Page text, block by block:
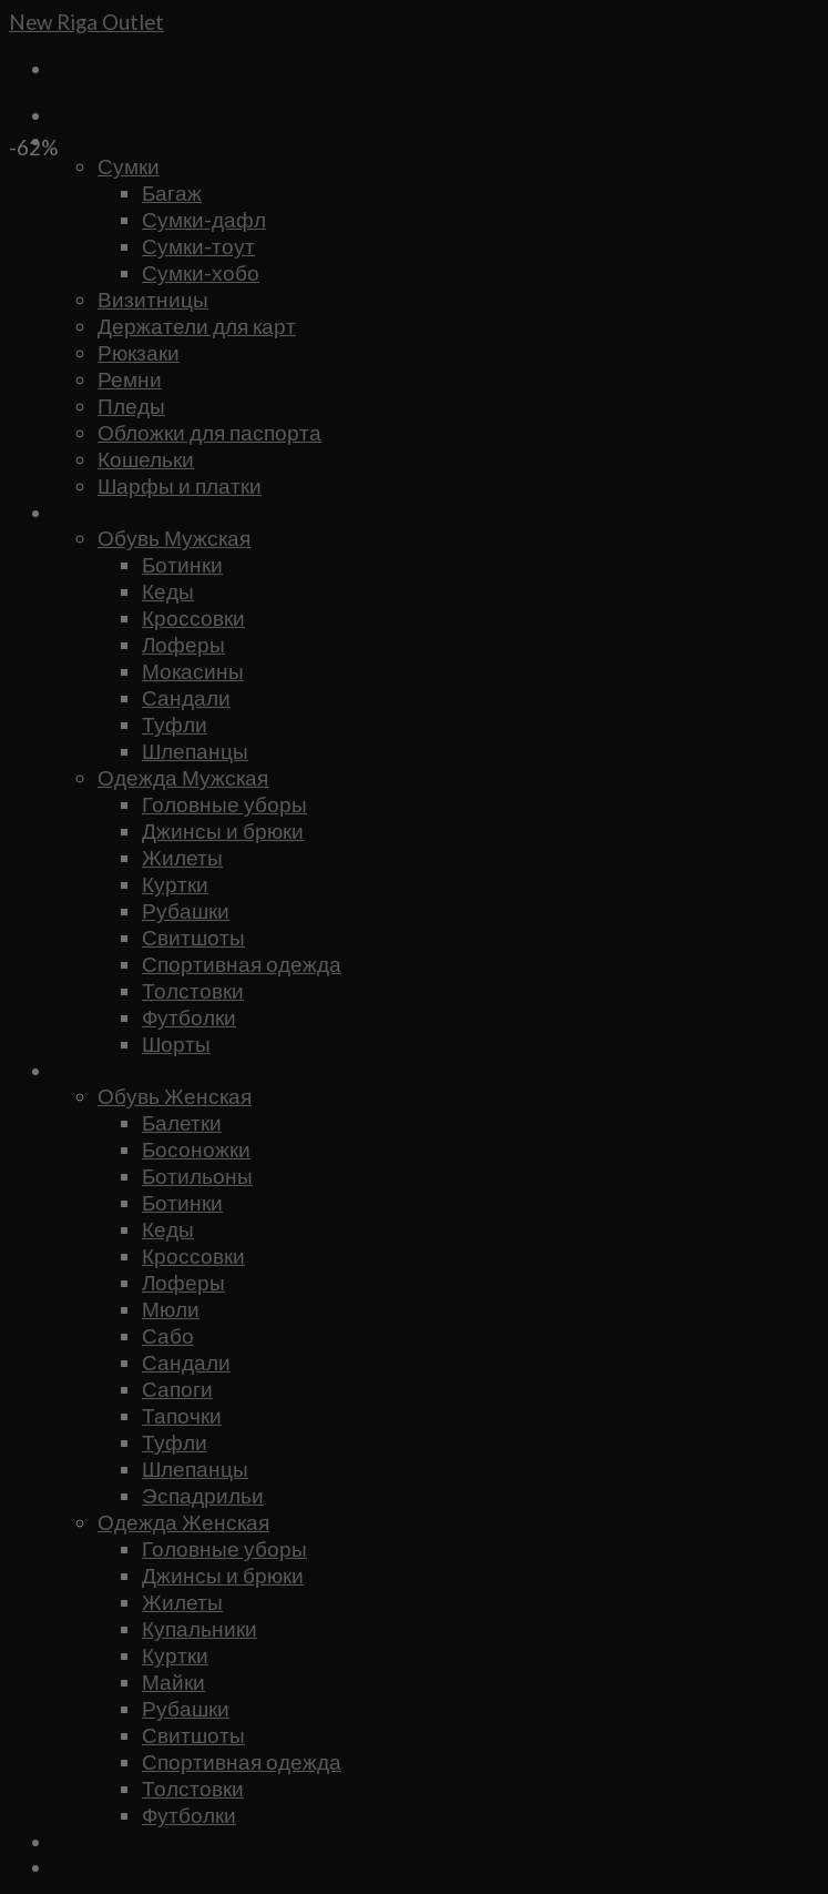
Skip
content
New Riga Outlet
Сумки и аксессуары
Сумки
Багаж
Сумки-дафл
Сумки-тоут
Сумки-хобо
Визитницы
Держатели для карт
Рюкзаки
Ремни
Пледы
Обложки для паспорта
Кошельки
Шарфы и платки
Обувь Мужская
Ботинки
Кеды
Кроссовки
Лоферы
Мокасины
Сандали
Туфли
Шлепанцы
Одежда Мужская
Головные уборы
Джинсы и брюки
Жилеты
Куртки
Рубашки
Свитшоты
Спортивная одежда
Толстовки
Футболки
Шорты
Обувь Женская
Балетки
Босоножки
Ботильоны
Ботинки
Кеды
Кроссовки
Лоферы
Мюли
Сабо
Сандали
Сапоги
Тапочки
Туфли
Шлепанцы
Эспадрильи
Одежда Женская
Головные уборы
Джинсы и брюки
Жилеты
Купальники
Куртки
Майки
Рубашки
Свитшоты
Спортивная одежда
Толстовки
Футболки
-62%